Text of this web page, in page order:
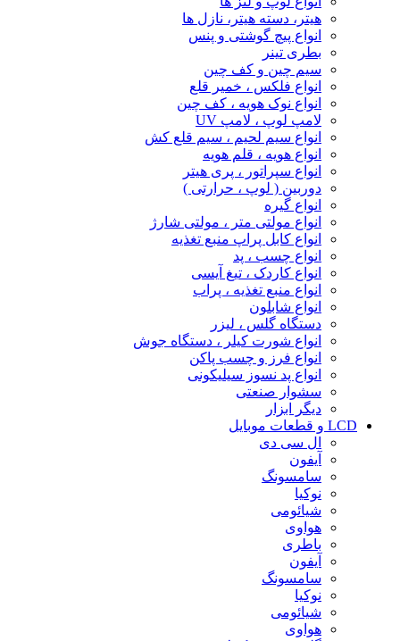
هیتر، دسته هیتر، نازل ها
انواع پیچ‌ گوشتی و پنس
بطری تینر
سیم چین و کف چین
انواع فلکس ، خمیر قلع
انواع نوک هویه ، کف چین
لامپ لوپ ، لامپ UV
انواع سیم لحیم ، سیم قلع کش
انواع هویه ، قلم هویه
انواع سپراتور ، پری هیتر
دوربین ( لوپ ، حرارتی )
انواع گیره
انواع مولتی متر ، مولتی شارژ
انواع کابل پراپ منبع تغذیه
انواع چسب ، پد
انواع کاردک ، تیغ آیسی
انواع منبع تغذیه ، پراب
انواع شابلون
دستگاه گلس ، لیزر
انواع شورت کیلر ، دستگاه جوش
انواع فرز و چسب پاکن
انواع پد نسوز سیلیکونی
سشوار صنعتی
دیگر ابزار
LCD و قطعات موبایل
ال سی دی
آیفون
سامسونگ
نوکیا
شیائومی
هواوی
باطری
آیفون
سامسونگ
نوکیا
شیائومی
هواوی